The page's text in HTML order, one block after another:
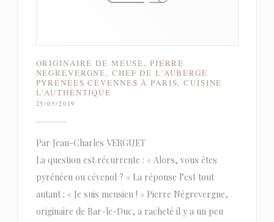
ORIGINAIRE DE MEUSE, PIERRE
NÉGREVERGNE, CHEF DE L'AUBERGE
PYRÉNÉES CÉVENNES À PARIS, CUISINE
L'AUTHENTIQUE
25/03/2019
Par Jean-Charles VERGUET
La question est récurrente : « Alors, vous êtes
pyrénéen ou cévenol ? » La réponse l’est tout
autant : « Je suis meusien ! » Pierre Négrevergne,
originaire de Bar-le-Duc, a racheté il y a un peu